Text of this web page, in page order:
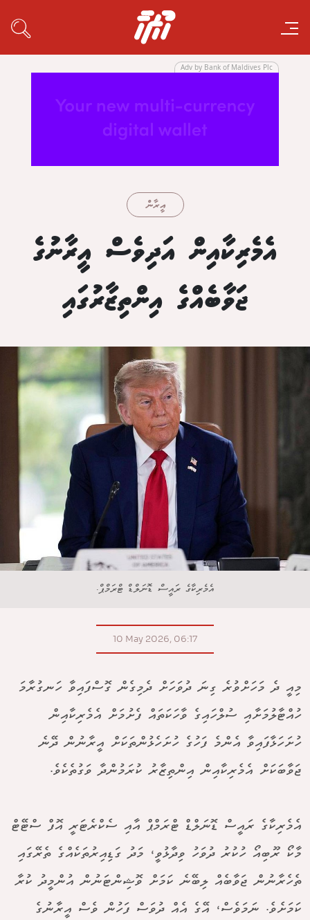
Adv by Bank of Maldives Plc
އީރާން
އެމެރިކާއިން އަދިވެސް އީރާނުގެ
ޖަވާބެއްގެ އިންތިޒާރުގައި
އެމެރިކާގެ ރައީސް ޑޮނަލްޑް ޓްރަމްޕް.
10 May 2026, 06:17
މިއީ ދެ މަހަށްވުރެ ގިނަ ދުވަހަށް ދެމިގެން ގޮސްފައިވާ ހަނގުރާމަ
ހުއްޓާލުމަށާއި ސުލްހައިގެ ވާހަކަތައް ފެށުމަށް އެމެރިކާއިން
ހުށަހަޅާފައިވާ އެންމެ ފަހުގެ ހުށަހެޅުންތަކަށް އީރާނުން ދޭނެ
ޖަވާބަކަށް އެމެރިކާއިން އިންތިޒާރު ކުރަމުންދާ ވަގުތެކެވެ.
އެމެރިކާގެ ރައީސް ޑޮނަލްޑް ޓްރަމްޕް އާއި ސެކްރެޓަރީ އޮފް ސްޓޭޓް
މާކޯ ރޫބިއޯ ހުކުރު ދުވަހު ވިދާޅުވީ، މަދު ގަޑިއިރުތަކެއްގެ ތެރޭގައި
ތެހެރާނުން ޖަވާބެއް ލިބޭނެ ކަމަށް ވޮޝިންޓަނުން އުންމީދު ކުރާ
ކަމަށެވެ. ނަމަވެސް، އޭގެ އެއް ދުވަސް ފަހުން ވެސް އީރާނުގެ